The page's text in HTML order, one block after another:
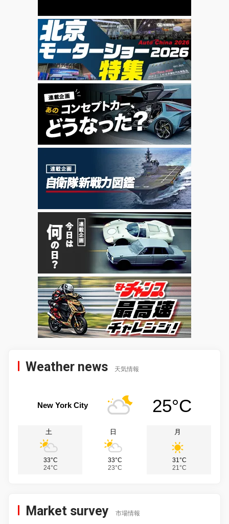
Weather news 天気情報
New York City 25°C
土
33°C
24°C
日
33°C
23°C
月
31°C
21°C
Market survey 市場情報